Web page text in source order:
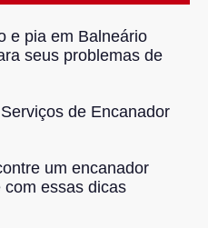
e pia em Balneário
seus problemas de
de Encanador
um encanador
essas dicas